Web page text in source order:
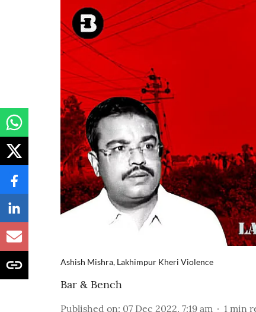
Ashish Mishra, Lakhimpur Kheri Violence
Bar & Bench
Published on: 07 Dec 2022, 7:19 am 1 min